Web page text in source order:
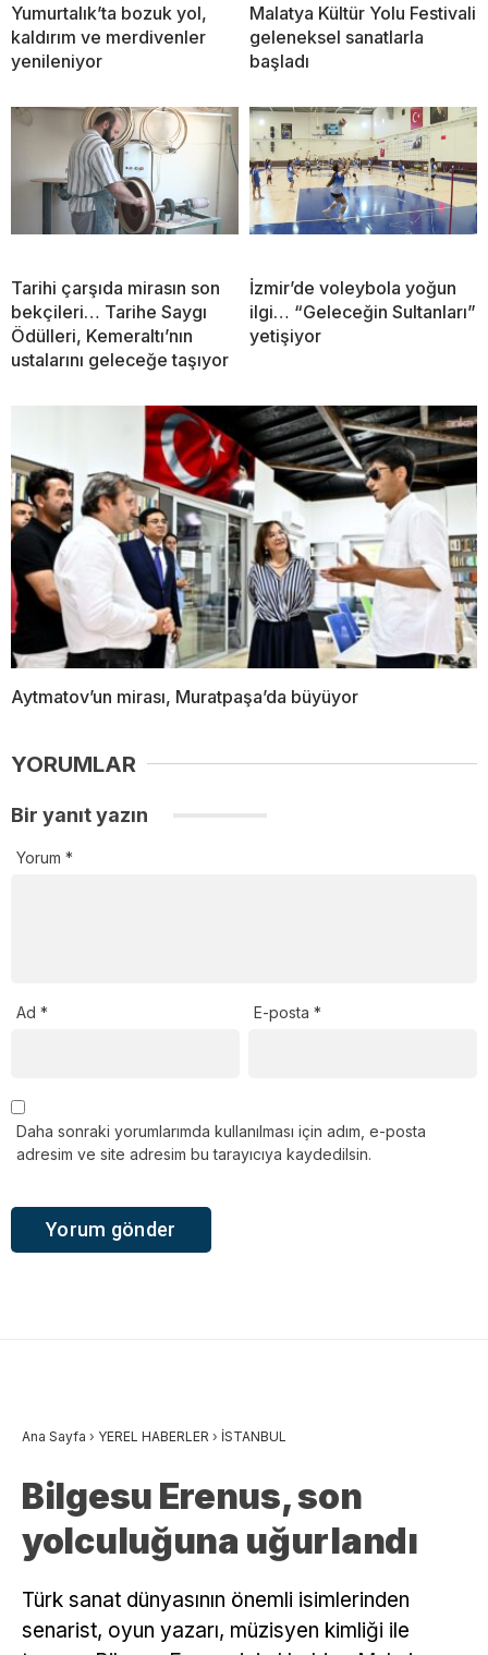
Yumurtalık’ta bozuk yol,
kaldırım ve merdivenler
yenileniyor
Malatya Kültür Yolu Festivali
geleneksel sanatlarla
başladı
Tarihi çarşıda mirasın son
bekçileri… Tarihe Saygı
Ödülleri, Kemeraltı’nın
ustalarını geleceğe taşıyor
İzmir’de voleybola yoğun
ilgi… “Geleceğin Sultanları”
yetişiyor
Aytmatov’un mirası, Muratpaşa’da büyüyor
YORUMLAR
Bir yanıt yazın
Yorum *
Ad * E-posta*
Daha sonraki yorumlarımda kullanılması için adım, e-posta
adresim ve site adresim bu tarayıcıya kaydedilsin.
Ana Sayfa › YEREL HABERLER › İSTANBUL
Bilgesu Erenus, son
yolculuğuna uğurlandı
Türk sanat dünyasının önemli isimlerinden
senarist, oyun yazarı, müzisyen kimliği ile